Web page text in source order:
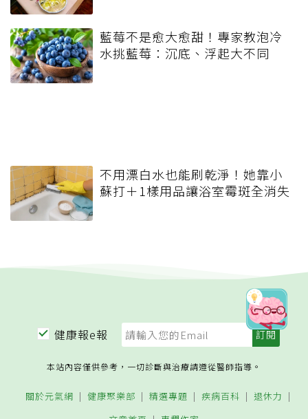
藍莓不是愈大愈甜！專家教泡冷
水挑藍莓：沉底、浮起大不同
不用漂白水也能刷乾淨！她靠小
蘇打＋1樣用品讓浴室霉斑全消失
健康報e報
本站內容僅供參考，一切診斷與治療請遵從醫師指導。
關於元氣網 健康聚樂部 精選專題 疾病百科
退休力